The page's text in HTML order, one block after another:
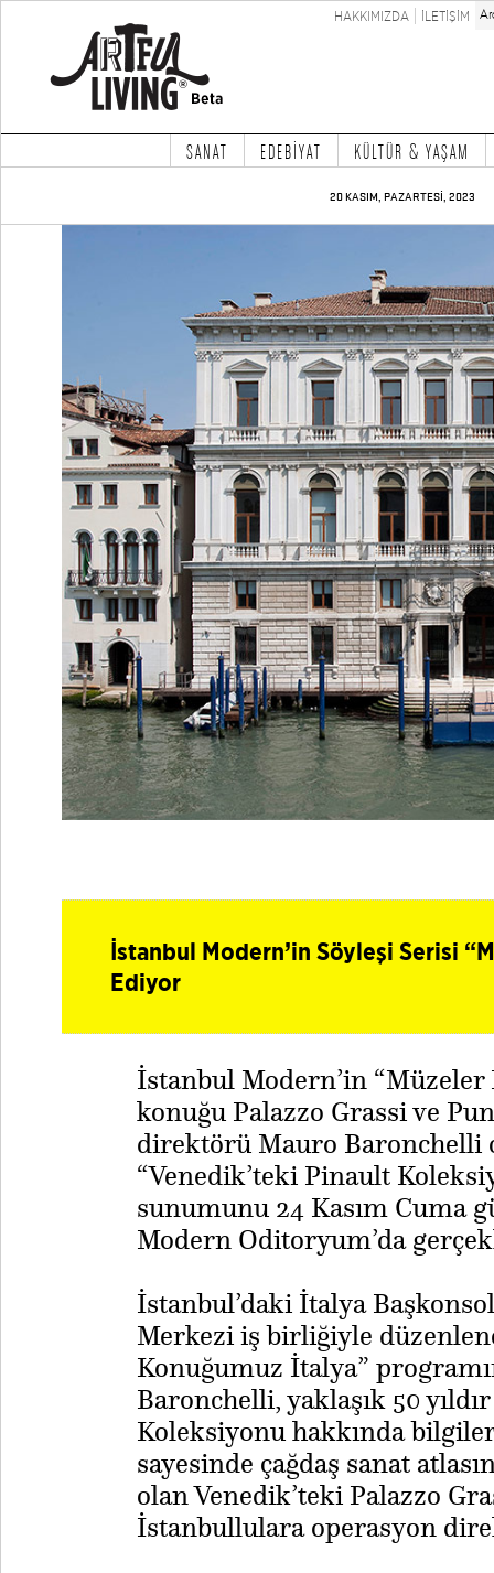
HAKKIMIZDA İLETİŞİM
SANAT EDEBİYAT KÜLTÜR & YAŞAM
20 KASIM, PAZARTESİ, 2023
İstanbul Modern’in Söyleşi Serisi
Ediyor
İstanbul Modern’in
konuğu Palazzo Grassi ve
direktörü Mauro Baronchelli
“Venedik’teki Pinault
sunumunu 24 Kasım Cuma
Modern Oditoryum’da
İstanbul’daki İtalya
Merkezi iş birliğiyle
Konuğumuz İtalya”
Baronchelli, yaklaşık 50
Koleksiyonu hakkında
sayesinde çağdaş sanat
olan Venedik’teki Palazzo
İstanbullulara operasyon